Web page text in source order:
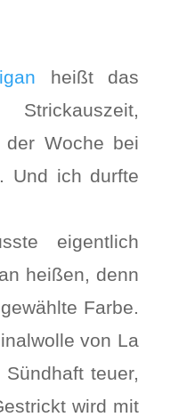
heißt das
der Woche bei
Und ich durfte
eigentlich
heißen, denn
Farbe.
von La
teuer,
wird mit